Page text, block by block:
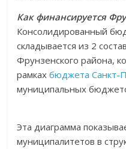
Как финансируется
Консолидированный
складывается из 2
Фрунзенского района,
рамкахбюджета Санкт-
муниципальных
Эта диаграмма
муниципалитетов в